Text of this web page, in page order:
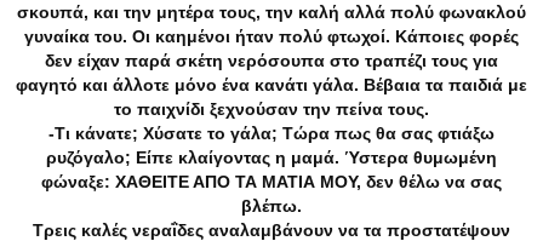
σκουπά, και την μητέρα τους, την καλή αλλά πολύ φωνακλού
γυναίκα του. Οι καημένοι ήταν πολύ φτωχοί. Κάποιες φορές
δεν είχαν παρά σκέτη νερόσουπα στο τραπέζι τους για
φαγητό και άλλοτε μόνο ένα κανάτι γάλα. Βέβαια τα παιδιά με
το παιχνίδι ξεχνούσαν την πείνα τους.
-Τι κάνατε; Χύσατε το γάλα; Τώρα πως θα σας φτιάξω
ρυζόγαλο; Είπε κλαίγοντας η μαμά. Ύστερα θυμωμένη
φώναξε: ΧΑΘΕΙΤΕ ΑΠΟ ΤΑ ΜΑΤΙΑ ΜΟΥ, δεν θέλω να σας
βλέπω.
Τρεις καλές νεραΐδες αναλαμβάνουν να τα προστατέψουν